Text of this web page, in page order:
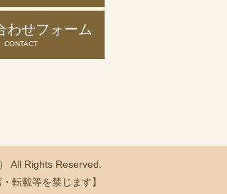
わせフォーム
CONTACT
All Rights Reserved.
転載等を禁じます】